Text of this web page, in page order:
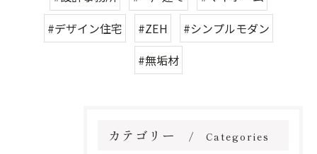
#デザイン住宅
#ZEH
#シンプルモダン
#無垢材
カテゴリー Categories